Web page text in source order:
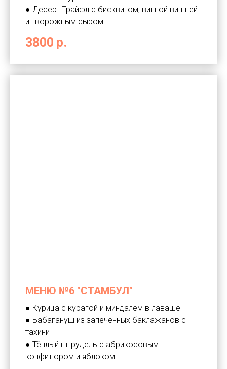
● Десерт Трайфл с бисквитом, винной вишней
и творожным сыром
3800 р.
МЕНЮ №6 "СТАМБУЛ"
● Курица с курагой и миндалём в лаваше
● Бабагануш из запечённых баклажанов с
тахини
● Тёплый штрудель с абрикосовым
конфитюром и яблоком